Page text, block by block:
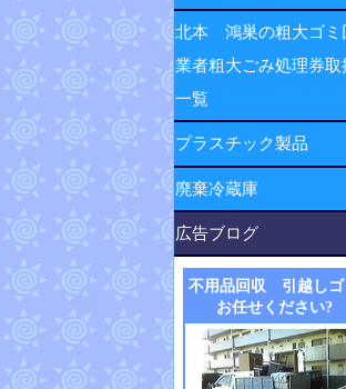
北本 鴻巣の粗大ゴミ
業者粗大ごみ処理券取
一覧
プラスチック製品
廃棄冷蔵庫
広告ブログ
不用品回収 引越しゴ
お任せください?